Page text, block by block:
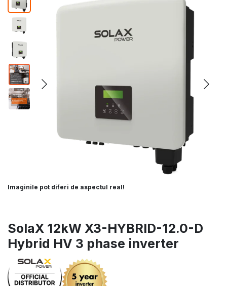
Imaginile pot diferi de aspectul real!
SolaX 12kW X3-HYBRID-12.0-D
Hybrid HV 3 phase inverter